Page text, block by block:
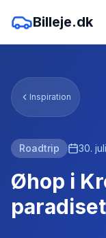
Billeje.dk
Inspiration
Roadtrip 30.
Øhop i